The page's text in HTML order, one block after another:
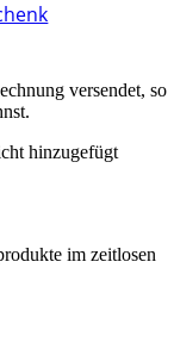
versendet, so
hinzugefügt
im zeitlosen